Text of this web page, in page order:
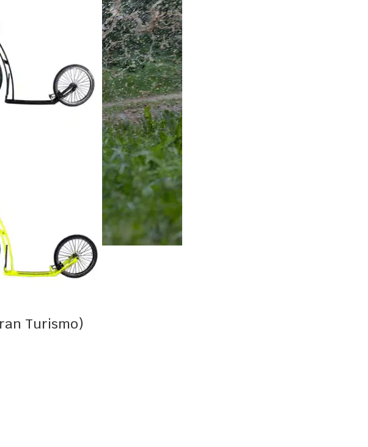
Turismo)